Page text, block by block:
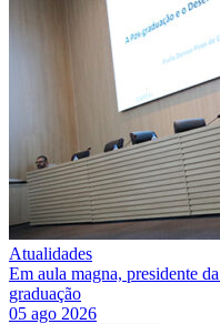
Atualidades
Em aula magna, presidente
graduação
05 ago 2026